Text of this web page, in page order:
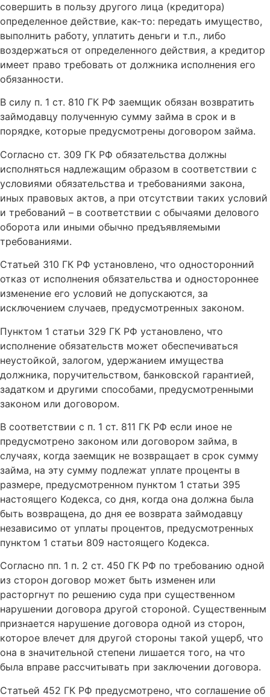
совершить в пользу другого лица (кредитора)
определенное действие, как-то: передать имущество,
выполнить работу, уплатить деньги и т.п., либо
воздержаться от определенного действия, а кредитор
имеет право требовать от должника исполнения его
обязанности.
В силу п. 1 ст. 810 ГК РФ заемщик обязан возвратить
займодавцу полученную сумму займа в срок и в
порядке, которые предусмотрены договором займа.
Согласно ст. 309 ГК РФ обязательства должны
исполняться надлежащим образом в соответствии с
условиями обязательства и требованиями закона,
иных правовых актов, а при отсутствии таких условий
и требований – в соответствии с обычаями делового
оборота или иными обычно предъявляемыми
требованиями.
Статьей 310 ГК РФ установлено, что односторонний
отказ от исполнения обязательства и одностороннее
изменение его условий не допускаются, за
исключением случаев, предусмотренных законом.
Пунктом 1 статьи 329 ГК РФ установлено, что
исполнение обязательств может обеспечиваться
неустойкой, залогом, удержанием имущества
должника, поручительством, банковской гарантией,
задатком и другими способами, предусмотренными
законом или договором.
В соответствии с п. 1 ст. 811 ГК РФ если иное не
предусмотрено законом или договором займа, в
случаях, когда заемщик не возвращает в срок сумму
займа, на эту сумму подлежат уплате проценты в
размере, предусмотренном пунктом 1 статьи 395
настоящего Кодекса, со дня, когда она должна была
быть возвращена, до дня ее возврата займодавцу
независимо от уплаты процентов, предусмотренных
пунктом 1 статьи 809 настоящего Кодекса.
Согласно пп. 1 п. 2 ст. 450 ГК РФ по требованию одной
из сторон договор может быть изменен или
расторгнут по решению суда при существенном
нарушении договора другой стороной. Существенным
признается нарушение договора одной из сторон,
которое влечет для другой стороны такой ущерб, что
она в значительной степени лишается того, на что
была вправе рассчитывать при заключении договора.
Статьей 452 ГК РФ предусмотрено, что соглашение об